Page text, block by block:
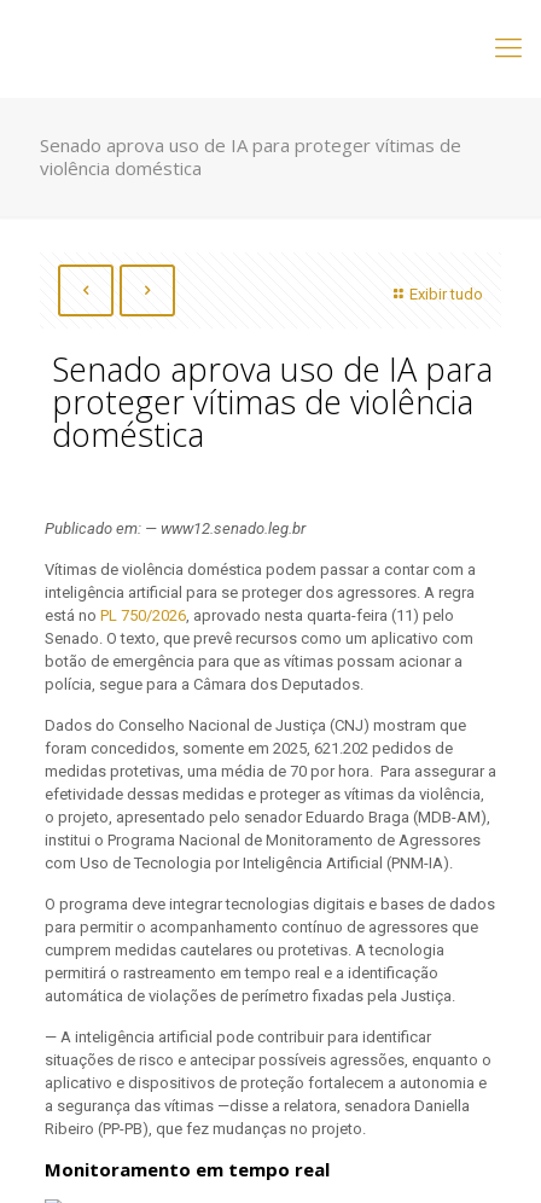
Senado aprova uso de IA para proteger vítimas de
violência doméstica
Exibir tudo
Senado aprova uso de IA para
proteger vítimas de violência
doméstica
Publicado em: — www12.senado.leg.br
Vítimas de violência doméstica podem passar a contar com a
inteligência artificial para se proteger dos agressores. A regra
está no PL 750/2026, aprovado nesta quarta-feira (11) pelo
Senado. O texto, que prevê recursos como um aplicativo com
botão de emergência para que as vítimas possam acionar a
polícia, segue para a Câmara dos Deputados.
Dados do Conselho Nacional de Justiça (CNJ) mostram que
foram concedidos, somente em 2025, 621.202 pedidos de
medidas protetivas, uma média de 70 por hora. Para assegurar a
efetividade dessas medidas e proteger as vítimas da violência,
o projeto, apresentado pelo senador Eduardo Braga (MDB-AM),
institui o Programa Nacional de Monitoramento de Agressores
com Uso de Tecnologia por Inteligência Artificial (PNM-IA).
O programa deve integrar tecnologias digitais e bases de dados
para permitir o acompanhamento contínuo de agressores que
cumprem medidas cautelares ou protetivas. A tecnologia
permitirá o rastreamento em tempo real e a identificação
automática de violações de perímetro fixadas pela Justiça.
— A inteligência artificial pode contribuir para identificar
situações de risco e antecipar possíveis agressões, enquanto o
aplicativo e dispositivos de proteção fortalecem a autonomia e
a segurança das vítimas —disse a relatora, senadora Daniella
Ribeiro (PP-PB), que fez mudanças no projeto.
Monitoramento em tempo real